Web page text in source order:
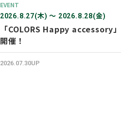
EVENT
2026.8.27(木) 〜 2026.8.28(金)
「COLORS Happy accessory」
開催！
2026.07.30UP